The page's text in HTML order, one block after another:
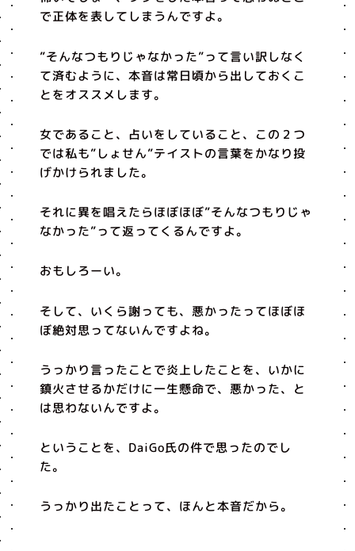
で正体を表してしまうんですよ。
”そんなつもりじゃなかった”って言い訳しなく
て済むように、本音は常日頃から出しておくこ
とをオススメします。
女であること、占いをしていること、この２つ
では私も”しょせん”テイストの言葉をかなり投
げかけられました。
それに異を唱えたらほぼほぼ”そんなつもりじゃ
なかった”って返ってくるんですよ。
おもしろーい。
そして、いくら謝っても、悪かったってほぼほ
ぼ絶対思ってないんですよね。
うっかり言ったことで炎上したことを、いかに
鎮火させるかだけに一生懸命で、悪かった、と
は思わないんですよ。
ということを、DaiGo氏の件で思ったのでし
た。
うっかり出たことって、ほんと本音だから。